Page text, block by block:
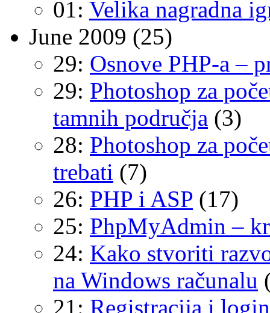
01: Velika nagradna
June 2009 (25)
29: Osnove PHP-a –
29: Photoshop za
tamnih područja (3)
28: Photoshop za
trebati (7)
26: PHP i ASP (17)
25: PhpMyAdmin –
24: Kako stvoriti
na Windows računalu
21: Registracija i